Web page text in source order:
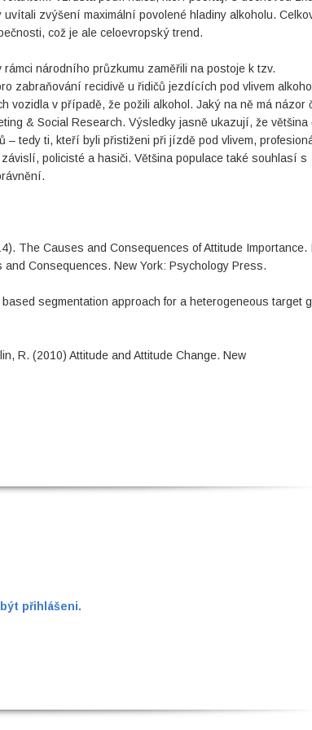
zvýšení maximální povolené hladiny alkoholu.
což je ale celoevropský trend.
národního průzkumu zaměřili na postoje k tzv.
zabraňování recidivě u řidičů jezdících pod vlivem
vozidla v případě, že požili alkohol. Jaký na ně má názor
& Social Research. Výsledky jasně ukazují, že většina
tedy ti, kteří byli přistiženi při jízdě pod vlivem,
policisté a hasiči. Většina populace také souhlasí s
The Causes and Consequences of Attitude Importance.
Consequences. New York: Psychology Press.
segmentation approach for a heterogeneous target
R. (2010) Attitude and Attitude Change. New
přihlášeni.